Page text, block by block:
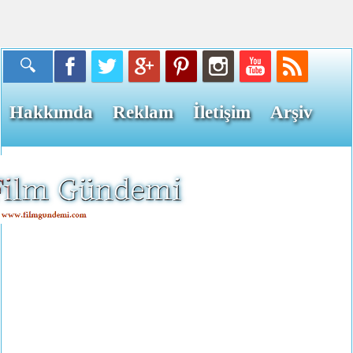
Hakkımda Reklam İletişim Arşiv